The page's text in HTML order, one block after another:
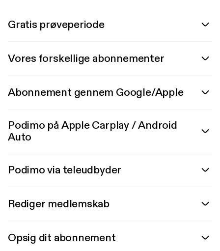
Gratis prøveperiode
Vores forskellige abonnementer
Abonnement gennem Google/Apple
Podimo på Apple Carplay / Android
Auto
Podimo via teleudbyder
Rediger medlemskab
Opsig dit abonnement